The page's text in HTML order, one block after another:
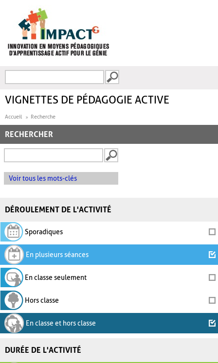
FORMULAIRE DE
VIGNETTES DE PÉDAGOGIE ACTIVE
Accueil Recherche
RECHERCHER
Voir tous les mots-clés
DÉROULEMENT DE L'ACTIVITÉ
Sporadiques
En plusieurs séances
En classe seulement
Hors classe
En classe et hors classe
DURÉE DE L'ACTIVITÉ